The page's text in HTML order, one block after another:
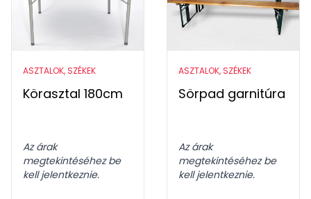
ASZTALOK, SZÉKEK
Körasztal 180cm
Az árak
megtekintéséhez be
kell jelentkeznie.
ASZTALOK, SZÉKEK
Sörpad garnitúra
Az árak
megtekintéséhez be
kell jelentkeznie.